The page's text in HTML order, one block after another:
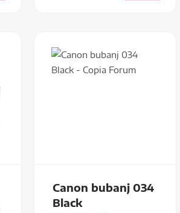
Canon bubanj 034
Black